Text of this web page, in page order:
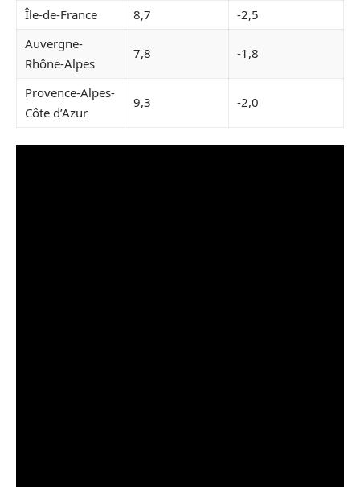
Île-de-France 8,7
-2,5
Auvergne-
Rhône-Alpes
7,8 -1,8
Provence-Alpes-
Côte d’Azur
9,3 -2,0